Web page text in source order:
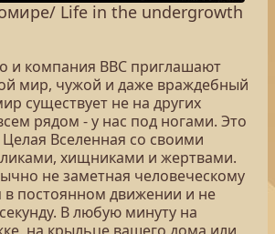
Life in the undergrowth
и компания ВВС приглашают
мир, чужой и даже враждебный
существует не на других
рядом - у нас под ногами. Это
Вселенная со своими
хищниками и жертвами.
не заметная человеческому
в постоянном движении и не
В любую минуту на